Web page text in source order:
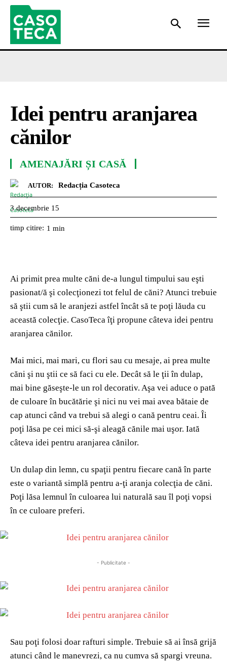
Idei pentru aranjarea
cănilor
AMENAJĂRI ȘI CASĂ
AUTOR: Redacția Casoteca
3 decembrie 15
timp citire: 1 min
Ai primit prea multe căni de-a lungul timpului sau eşti
pasionat/ă şi colecţionezi tot felul de căni? Atunci trebuie
să ştii cum să le aranjezi astfel încât să te poţi lăuda cu
această colecţie. CasoTeca îţi propune câteva idei pentru
aranjarea cănilor.
Mai mici, mai mari, cu flori sau cu mesaje, ai prea multe
căni şi nu ştii ce să faci cu ele. Decât să le ţii în dulap,
mai bine găseşte-le un rol decorativ. Aşa vei aduce o pată
de culoare în bucătărie şi nici nu vei mai avea bătaie de
cap atunci când va trebui să alegi o cană pentru ceai. Îi
poţi lăsa pe cei mici să-şi aleagă cănile mai uşor. Iată
câteva idei pentru aranjarea cănilor.
Un dulap din lemn, cu spaţii pentru fiecare cană în parte
este o variantă simplă pentru a-ţi aranja colecţia de căni.
Poţi lăsa lemnul în culoarea lui naturală sau îl poţi vopsi
în ce culoare preferi.
- Publicitate -
Sau poţi folosi doar rafturi simple. Trebuie să ai însă grijă
atunci când le manevrezi, ca nu cumva să spargi vreuna.